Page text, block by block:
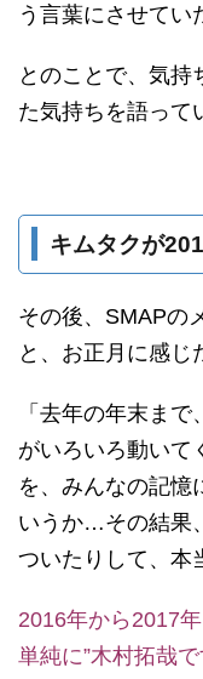
う言葉にさせてい
とのことで、気持
た気持ちを語って
キムタクが
その後、SMAPの
と、お正月に感じ
「去年の年末ま
がいろいろ動いて
を、みんなの記憶
いうか…その結果
ついたりして、本
2016年から2017
単純に”木村拓哉